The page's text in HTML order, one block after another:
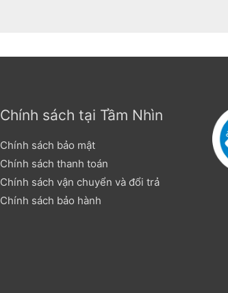
Chính sách tại Tầm Nhìn
Chính sách bảo mật
Chính sách thanh toán
Chính sách vận chuyển và đổi trả
Chính sách bảo hành